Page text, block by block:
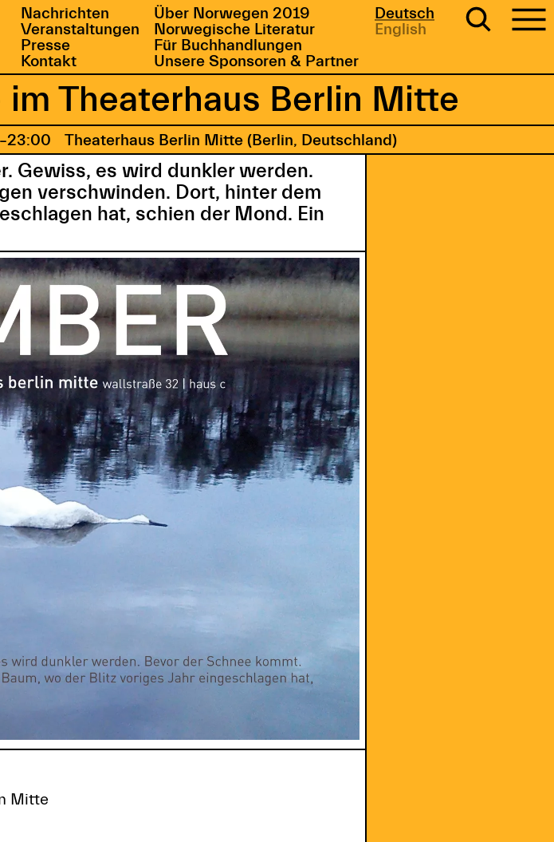
Nachrichten
Veranstaltungen
Presse
Kontakt
Über Norwegen 2019
Norwegische Literatur
Für Buchhandlungen
Unsere Sponsoren & Partner
Deutsch
English
Theaterhaus Berlin Mitte
Theaterhaus Berlin Mitte (Berlin, Deutschland)
Gewiss, es wird dunkler werden.
verschwinden. Dort, hinter dem
hat, schien der Mond. Ein
Mitte